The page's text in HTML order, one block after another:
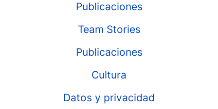
Publicaciones
Team Stories
Publicaciones
Cultura
Datos y privacidad